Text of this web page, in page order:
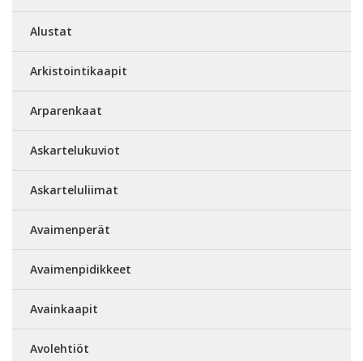
Alustat
Arkistointikaapit
Arparenkaat
Askartelukuviot
Askarteluliimat
Avaimenperät
Avaimenpidikkeet
Avainkaapit
Avolehtiöt